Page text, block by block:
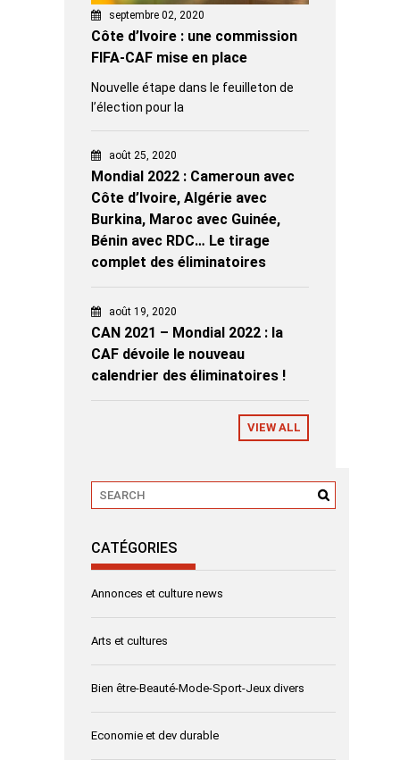
septembre 02, 2020
Côte d’Ivoire : une commission
FIFA-CAF mise en place
Nouvelle étape dans le feuilleton de
l’élection pour la
août 25, 2020
Mondial 2022 : Cameroun avec
Côte d’Ivoire, Algérie avec
Burkina, Maroc avec Guinée,
Bénin avec RDC… Le tirage
complet des éliminatoires
août 19, 2020
CAN 2021 – Mondial 2022 : la
CAF dévoile le nouveau
calendrier des éliminatoires !
VIEW ALL
CATÉGORIES
Annonces et culture news
Arts et cultures
Bien être-Beauté-Mode-Sport-Jeux divers
Economie et dev durable